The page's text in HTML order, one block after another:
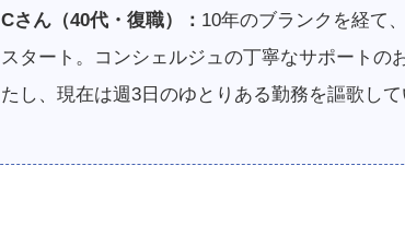
Cさん（40代・復職）： 10年のブランクを経て
スタート。コンシェルジュの丁寧なサポートの
たし、現在は週3日のゆとりある勤務を謳歌して